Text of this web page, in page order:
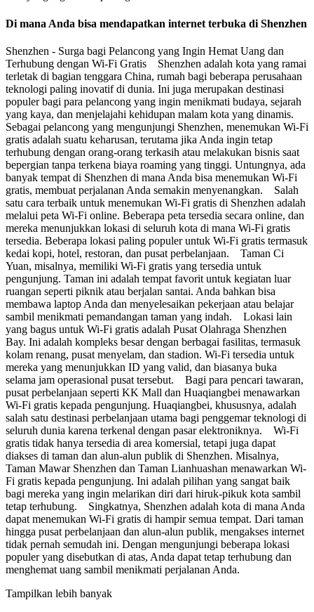
Di mana Anda bisa mendapatkan internet terbuka di Shenzhen
Shenzhen - Surga bagi Pelancong yang Ingin Hemat Uang dan
Terhubung dengan Wi-Fi Gratis Shenzhen adalah kota yang ramai
terletak di bagian tenggara China, rumah bagi beberapa perusahaan
teknologi paling inovatif di dunia. Ini juga merupakan destinasi
populer bagi para pelancong yang ingin menikmati budaya, sejarah
yang kaya, dan menjelajahi kehidupan malam kota yang dinamis.
Sebagai pelancong yang mengunjungi Shenzhen, menemukan Wi-Fi
gratis adalah suatu keharusan, terutama jika Anda ingin tetap
terhubung dengan orang-orang terkasih atau melakukan bisnis saat
bepergian tanpa terkena biaya roaming yang tinggi. Untungnya, ada
banyak tempat di Shenzhen di mana Anda bisa menemukan Wi-Fi
gratis, membuat perjalanan Anda semakin menyenangkan. Salah
satu cara terbaik untuk menemukan Wi-Fi gratis di Shenzhen adalah
melalui peta Wi-Fi online. Beberapa peta tersedia secara online, dan
mereka menunjukkan lokasi di seluruh kota di mana Wi-Fi gratis
tersedia. Beberapa lokasi paling populer untuk Wi-Fi gratis termasuk
kedai kopi, hotel, restoran, dan pusat perbelanjaan. Taman Ci
Yuan, misalnya, memiliki Wi-Fi gratis yang tersedia untuk
pengunjung. Taman ini adalah tempat favorit untuk kegiatan luar
ruangan seperti piknik atau berjalan santai. Anda bahkan bisa
membawa laptop Anda dan menyelesaikan pekerjaan atau belajar
sambil menikmati pemandangan taman yang indah. Lokasi lain
yang bagus untuk Wi-Fi gratis adalah Pusat Olahraga Shenzhen
Bay. Ini adalah kompleks besar dengan berbagai fasilitas, termasuk
kolam renang, pusat menyelam, dan stadion. Wi-Fi tersedia untuk
mereka yang menunjukkan ID yang valid, dan biasanya buka
selama jam operasional pusat tersebut. Bagi para pencari tawaran,
pusat perbelanjaan seperti KK Mall dan Huaqiangbei menawarkan
Wi-Fi gratis kepada pengunjung. Huaqiangbei, khususnya, adalah
salah satu destinasi perbelanjaan utama bagi penggemar teknologi di
seluruh dunia karena terkenal dengan pasar elektroniknya. Wi-Fi
gratis tidak hanya tersedia di area komersial, tetapi juga dapat
diakses di taman dan alun-alun publik di Shenzhen. Misalnya,
Taman Mawar Shenzhen dan Taman Lianhuashan menawarkan Wi-
Fi gratis kepada pengunjung. Ini adalah pilihan yang sangat baik
bagi mereka yang ingin melarikan diri dari hiruk-pikuk kota sambil
tetap terhubung. Singkatnya, Shenzhen adalah kota di mana Anda
dapat menemukan Wi-Fi gratis di hampir semua tempat. Dari taman
hingga pusat perbelanjaan dan alun-alun publik, mengakses internet
tidak pernah semudah ini. Dengan mengunjungi beberapa lokasi
populer yang disebutkan di atas, Anda dapat tetap terhubung dan
menghemat uang sambil menikmati perjalanan Anda.
Tampilkan lebih banyak